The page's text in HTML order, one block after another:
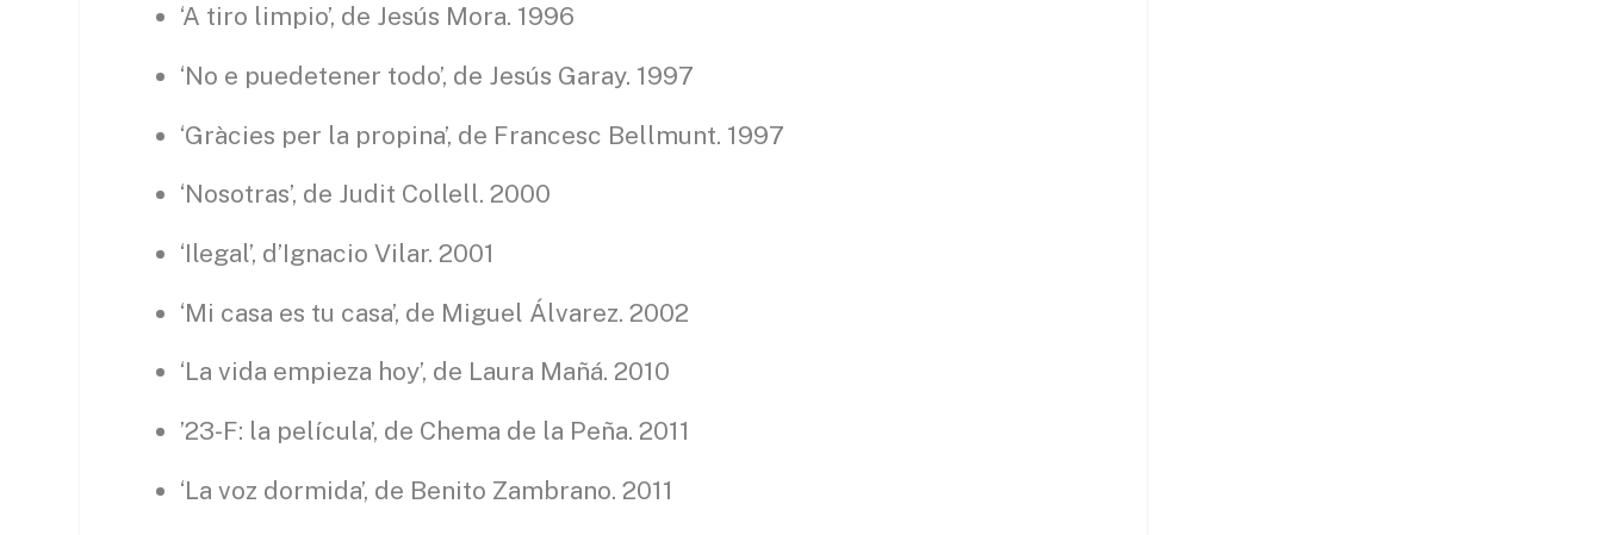
‘A tiro limpio’, de Jesús Mora. 1996
‘No e puedetener todo’, de Jesús Garay. 1997
‘Gràcies per la propina’, de Francesc Bellmunt. 1997
‘Nosotras’, de Judit Collell. 2000
‘Ilegal’, d’Ignacio Vilar. 2001
‘Mi casa es tu casa’, de Miguel Álvarez. 2002
‘La vida empieza hoy’, de Laura Mañá. 2010
’23-F: la película’, de Chema de la Peña. 2011
‘La voz dormida’, de Benito Zambrano. 2011